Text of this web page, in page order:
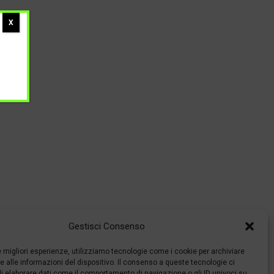
Gestisci Consenso
migliori esperienze, utilizziamo tecnologie come i cookie per archiviare
alle informazioni del dispositivo. Il consenso a queste tecnologie ci
X